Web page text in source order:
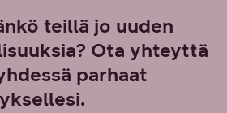
teillä jo uuden
Ota yhteyttä
parhaat